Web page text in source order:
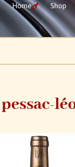
Home Shop
pessac-